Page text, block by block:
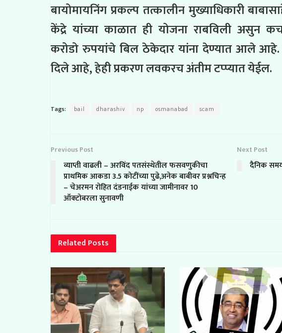
बायोमायनिंग प्रकल्प तत्कालीन मुख्याधिकारी
केंद्रे यांच्या काळात ही योजना राबविली असुन
करोडो रुपयांचे बिल ठेकेदार यांना देण्यात आले आहे.
दिले आहे, हेही प्रकरण लवकरच अंतीम टप्प्यात येईल.
Tags: bail dharashiv np osmanabad scam
Previous Post
व्याप्ती वाढली – अरविंद पतसंस्थेतील फसवणुकीचा
प्राथमिक आकडा 3.5 कोटींच्या पुढे,अनेक बाबीवर प्रश्नचिन्ह
– चेअरमन रोहित दंडनाईक यांच्या जामीनावर 10
ऑक्टोबरला सुनावणी
Next Post
दैनिक
Related Posts